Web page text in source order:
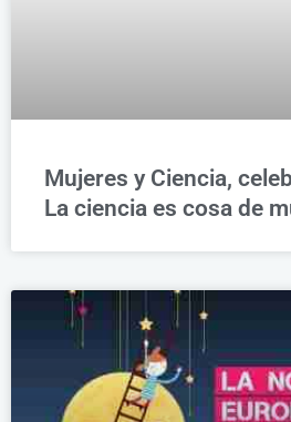
Mujeres y Ciencia,
La ciencia es cosa de